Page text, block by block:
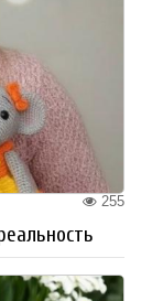
255